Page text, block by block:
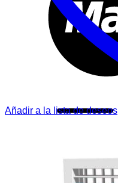
Añadir a la lista de deseos